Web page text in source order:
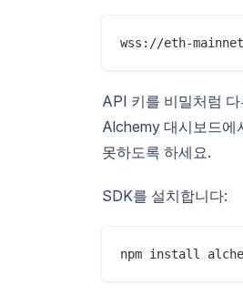
API 키를 비밀처럼
Alchemy 대시보드에
못하도록 하세요.
SDK를 설치합니다: